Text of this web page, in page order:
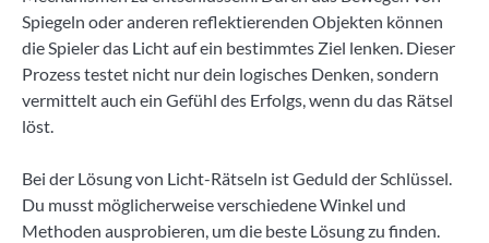
Spiegeln oder anderen reflektierenden Objekten können
die Spieler das Licht auf ein bestimmtes Ziel lenken. Dieser
Prozess testet nicht nur dein logisches Denken, sondern
vermittelt auch ein Gefühl des Erfolgs, wenn du das Rätsel
löst.
Bei der Lösung von Licht-Rätseln ist Geduld der Schlüssel.
Du musst möglicherweise verschiedene Winkel und
Methoden ausprobieren, um die beste Lösung zu finden.